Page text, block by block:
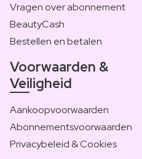
Vragen over abonnement
BeautyCash
Bestellen en betalen
Voorwaarden &
Veiligheid
Aankoopvoorwaarden
Abonnementsvoorwaarden
Privacybeleid & Cookies